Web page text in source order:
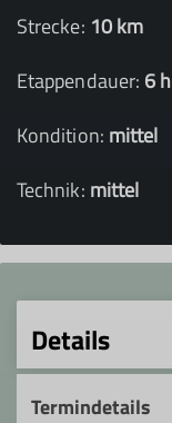
Strecke: 10 km
Etappendauer: 6 h
Kondition: mittel
Technik: mittel
Details
Termindetails